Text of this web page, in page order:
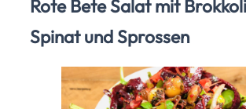
Rote Bete Salat mit
Spinat und Sprossen